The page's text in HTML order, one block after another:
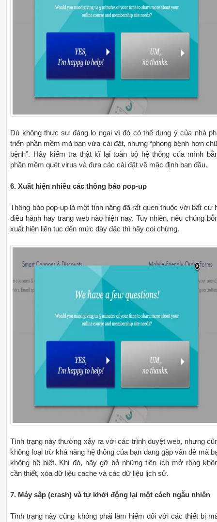
Dù không thực sự đáng lo ngại vì đó có thể dụng ý của nhà
triển phần mềm mà bạn vừa cài đặt, nhưng “phòng bệnh hơn
bệnh”. Hãy kiểm tra thật kĩ lại toàn bộ hệ thống của mình
phần mềm quét virus và đưa các cài đặt về mặc định ban đầu.
6. Xuất hiện nhiều các thông báo pop-up
Thông báo pop-up là một tính năng đã rất quen thuộc với bất cứ
điều hành hay trang web nào hiện nay. Tuy nhiên, nếu chúng
xuất hiện liên tục đến mức dày đặc thì hãy coi chừng.
Tình trạng này thường xảy ra với các trình duyệt web, nhưng
không loại trừ khả năng hệ thống của bạn đang gặp vấn đề mà
không hề biết. Khi đó, hãy gỡ bỏ những tiện ích mở rộng
cần thiết, xóa dữ liệu cache và các dữ liệu lịch sử.
7. Máy sập (crash) và tự khởi động lại một cách ngẫu nhiên
Tình trạng này cũng không phải làm hiếm đối với các thiết bị